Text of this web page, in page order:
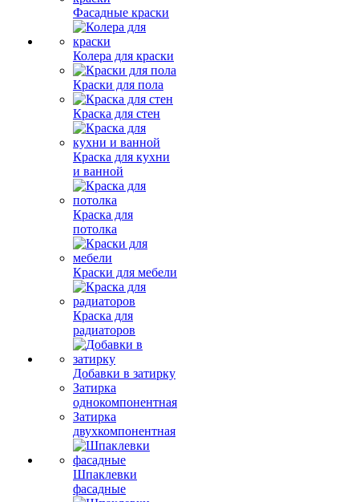
Фасадные краски
Колера для краски
Краски для пола
Краска для стен
Краска для кухни
и ванной
Краска для
потолка
Краски для мебели
Краска для
радиаторов
Добавки в затирку
Затирка
однокомпонентная
Затирка
двухкомпонентная
Шпаклевки
фасадные